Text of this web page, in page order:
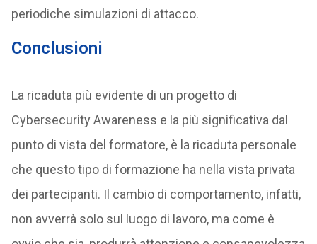
periodiche simulazioni di attacco.
Conclusioni
La ricaduta più evidente di un progetto di
Cybersecurity Awareness e la più significativa dal
punto di vista del formatore, è la ricaduta personale
che questo tipo di formazione ha nella vista privata
dei partecipanti. Il cambio di comportamento, infatti,
non avverrà solo sul luogo di lavoro, ma come è